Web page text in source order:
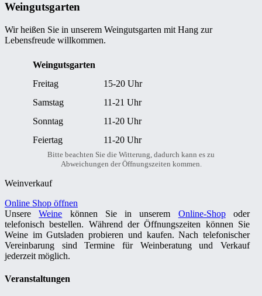
Weingutsgarten
Wir heißen Sie in unserem Weingutsgarten mit Hang zur
Lebensfreude willkommen.
Weingutsgarten
Freitag
15-20 Uhr
Samstag
11-21 Uhr
Sonntag
11-20 Uhr
Feiertag
11-20 Uhr
Bitte beachten Sie die Witterung, dadurch kann es zu
Abweichungen der Öffnungszeiten kommen.
Weinverkauf
Online Shop öffnen
UnsereWeine können Sie in unserem Online-Shopoder
telefonisch bestellen. Während der Öffnungszeiten können Sie
Weine im Gutsladen probieren und kaufen. Nach telefonischer
Vereinbarung sind Termine für Weinberatung und Verkauf
jederzeit möglich.
Veranstaltungen